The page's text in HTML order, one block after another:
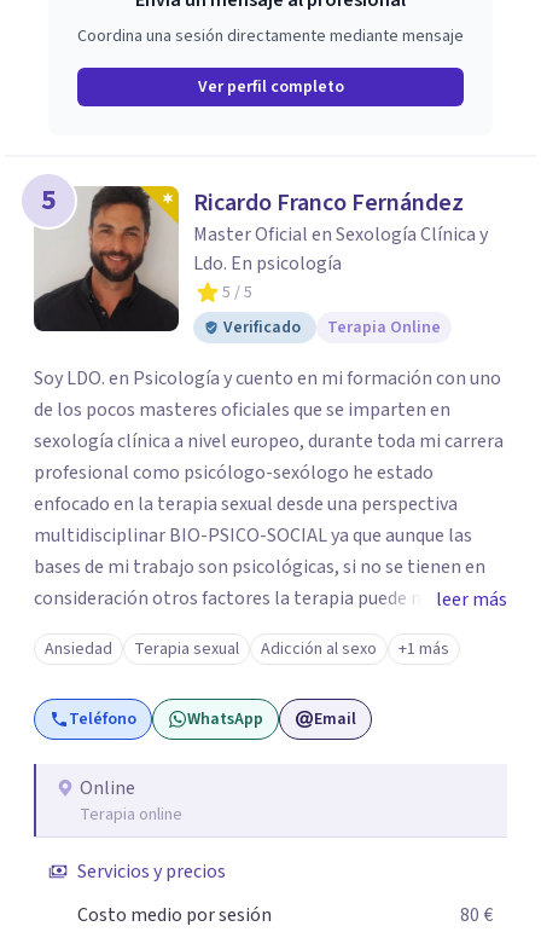
Coordina una sesión directamente mediante mensaje
Ver perfil completo
5 Ricardo Franco Fernández
Master Oficial en Sexología Clínica y
Ldo. En psicología
5 / 5
Verificado
Terapia Online
Soy LDO. en Psicología y cuento en mi formación con uno
de los pocos masteres oficiales que se imparten en
sexología clínica a nivel europeo, durante toda mi carrera
profesional como psicólogo-sexólogo he estado
enfocado en la terapia sexual desde una perspectiva
multidisciplinar BIO-PSICO-SOCIAL ya que aunque las
bases de mi trabajo son psicológicas, si no se tienen en
consideración otros factores la terapia puede no
funcionar al tener una visión demasiado simplista,
excluyendo de antemano otros factores que pueden
influir. Mi intención es ayudar para conseguir una mejora
global de tu sexualidad, considerando cada caso como
personal concreta. En especial mi ámbito de trabajo es la
disfunción eréctil, la eyaculación precoz y la falta de
es de enorme importancia tanto para el bienestar físico y
mental como a nivel personal para una buena
leer más
Ansiedad Terapia sexual Adicción al sexo +1 más
Teléfono WhatsApp Email
Online
Terapia online
Servicios y precios
Costo medio por sesión
80 €